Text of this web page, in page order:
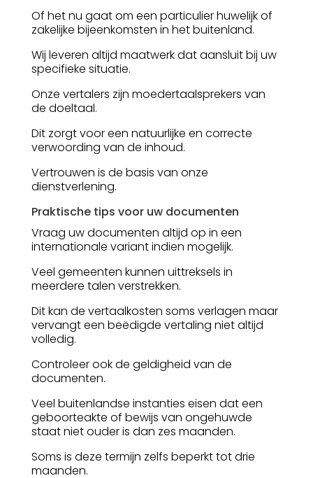
Of het nu gaat om een particulier huwelijk of
zakelijke bijeenkomsten in het buitenland.
Wij leveren altijd maatwerk dat aansluit bij uw
specifieke situatie.
Onze vertalers zijn moedertaalsprekers van
de doeltaal.
Dit zorgt voor een natuurlijke en correcte
verwoording van de inhoud.
Vertrouwen is de basis van onze
dienstverlening.
Praktische tips voor uw documenten
Vraag uw documenten altijd op in een
internationale variant indien mogelijk.
Veel gemeenten kunnen uittreksels in
meerdere talen verstrekken.
Dit kan de vertaalkosten soms verlagen maar
vervangt een beëdigde vertaling niet altijd
volledig.
Controleer ook de geldigheid van de
documenten.
Veel buitenlandse instanties eisen dat een
geboorteakte of bewijs van ongehuwde
staat niet ouder is dan zes maanden.
Soms is deze termijn zelfs beperkt tot drie
maanden.